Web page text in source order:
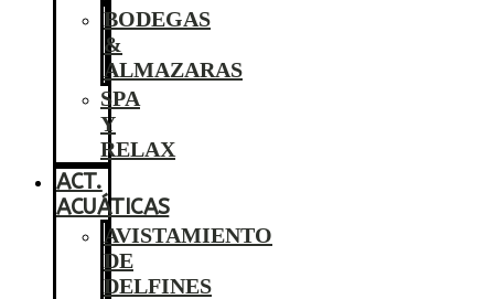
BODEGAS
&
ALMAZARAS
SPA
Y
RELAX
ACT.
ACUÁTICAS
AVISTAMIENTO
DE
DELFINES